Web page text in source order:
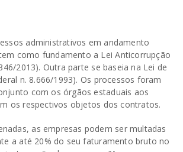
administrativos em andamento
como fundamento a Lei Anticorrupção
2013). Outra parte se baseia na Lei de
n. 8.666/1993). Os processos foram
com os órgãos estaduais aos
os respectivos objetos dos contratos.
as empresas podem ser multadas
a até 20% do seu faturamento bruto no